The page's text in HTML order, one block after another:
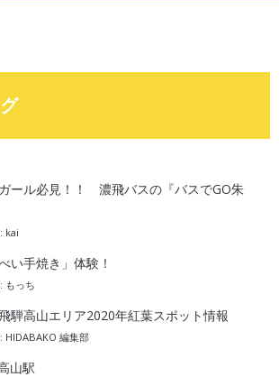
ガール必見！！ 濃飛バスの『バスでGO朱
kai
い手焼き」体験！
もっち
騨高山エリア2020年紅葉スポット情報
HIDABAKO 編集部
山駅